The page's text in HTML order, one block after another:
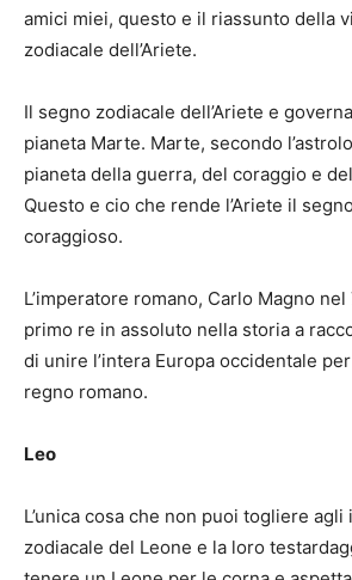
amici miei, questo e il riassunto della
zodiacale dell’Ariete.
Il segno zodiacale dell’Ariete e
pianeta Marte. Marte, secondo
pianeta della guerra, del coraggio e
Questo e cio che rende l’Ariete il
coraggioso.
L’imperatore romano, Carlo Magno
primo re in assoluto nella storia a
di unire l’intera Europa occidentale
regno romano.
Leo
L’unica cosa che non puoi togliere
zodiacale del Leone e la loro